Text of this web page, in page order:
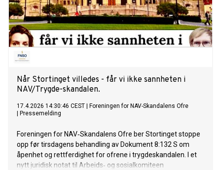
Når Stortinget villedes - får vi ikke sannheten i
NAV/Trygde-skandalen.
17.4.2026 14:30:46 CEST
Foreningen for NAV-Skandalens Ofre
Pressemelding
Foreningen for NAV‑Skandalens Ofre ber Stortinget stoppe
opp før tirsdagens behandling av Dokument 8:132 S om
åpenhet og rettferdighet for ofrene i trygdeskandalen. I et
nytt juridisk notat til Arbeids‑ og sosialkomiteen